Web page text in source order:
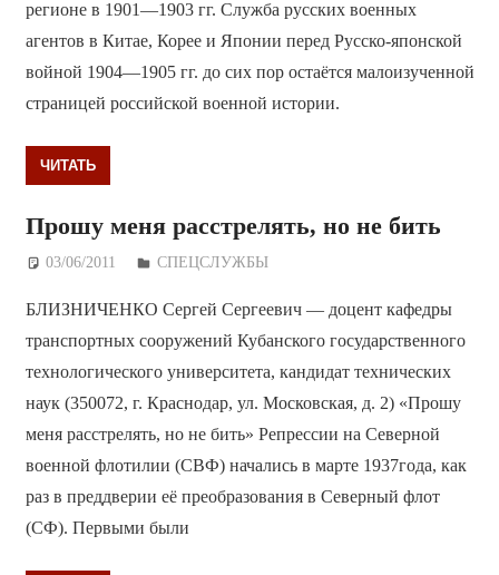
регионе в 1901—1903 гг. Служба русских военных
агентов в Китае, Корее и Японии перед Русско-японской
войной 1904—1905 гг. до сих пор остаётся малоизученной
страницей российской военной истории.
ЧИТАТЬ
Прошу меня расстрелять, но не бить
03/06/2011 Дежурный по Редакции
СПЕЦСЛУЖБЫ
БЛИЗНИЧЕНКО Сергей Сергеевич — доцент кафедры
транспортных сооружений Кубанского государственного
технологического университета, кандидат технических
наук (350072, г. Краснодар, ул. Московская, д. 2) «Прошу
меня расстрелять, но не бить» Репрессии на Северной
военной флотилии (СВФ) начались в марте 1937года, как
раз в преддверии её преобразования в Северный флот
(СФ). Первыми были